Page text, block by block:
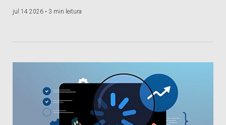
jul 14 2026 • 3 min leitura